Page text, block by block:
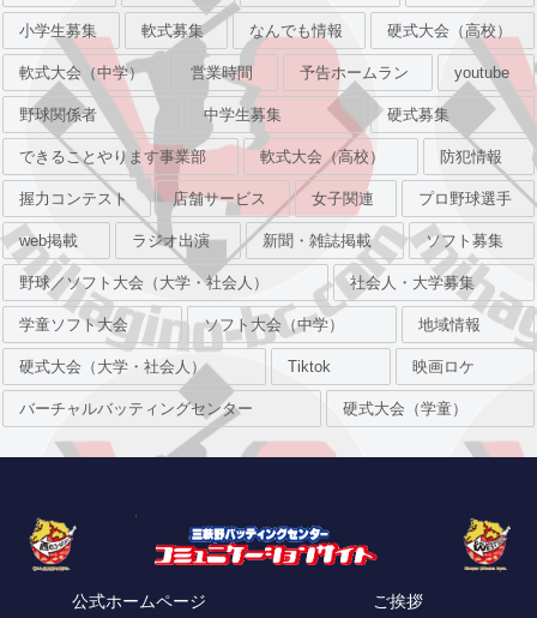
小学生募集 軟式募集 なんでも情報 硬式大会（高校）
軟式大会（中学） 営業時間 予告ホームラン youtube
野球関係者 中学生募集 硬式募集
できることやります事業部 軟式大会（高校） 防犯情報
握力コンテスト 店舗サービス 女子関連 プロ野球選手
web掲載 ラジオ出演 新聞・雑誌掲載 ソフト募集
野球／ソフト大会（大学・社会人） 社会人・大学募集
学童ソフト大会 ソフト大会（中学） 地域情報
硬式大会（大学・社会人） Tiktok 映画ロケ
バーチャルバッティングセンター 硬式大会（学童）
公式ホームページ ご挨拶